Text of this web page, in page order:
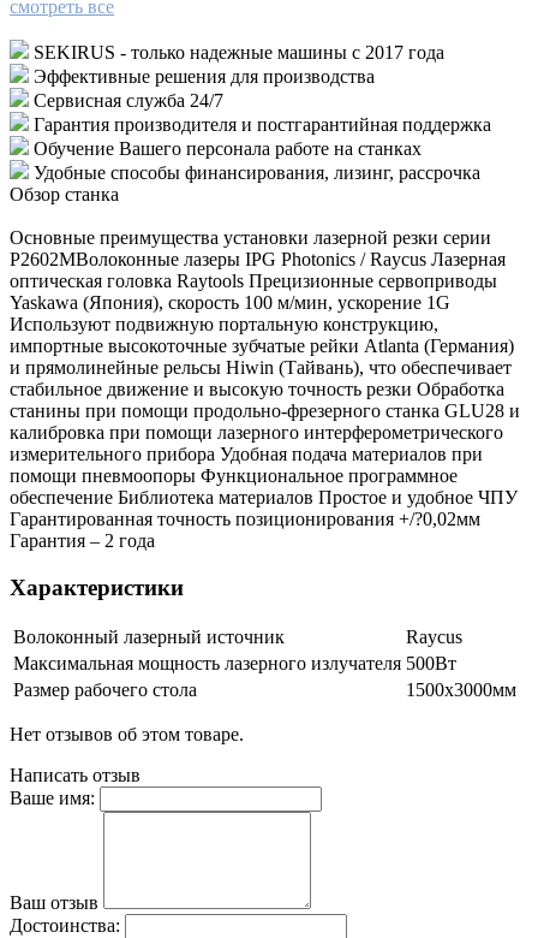
смотреть все
SEKIRUS - только надежные машины с 2017 года
Эффективные решения для производства
Сервисная служба 24/7
Гарантия производителя и постгарантийная поддержка
Обучение Вашего персонала работе на станках
Удобные способы финансирования, лизинг, рассрочка
Обзор станка
Основные преимущества установки лазерной резки серии
P2602MВолоконные лазеры IPG Photonics / Raycus Лазерная
оптическая головка Raytools Прецизионные сервоприводы
Yaskawa (Япония), скорость 100 м/мин, ускорение 1G
Используют подвижную портальную конструкцию,
импортные высокоточные зубчатые рейки Atlanta (Германия)
и прямолинейные рельсы Hiwin (Тайвань), что обеспечивает
стабильное движение и высокую точность резки Обработка
станины при помощи продольно-фрезерного станка GLU28 и
калибровка при помощи лазерного интерферометрического
измерительного прибора Удобная подача материалов при
помощи пневмоопоры Функциональное программное
обеспечение Библиотека материалов Простое и удобное ЧПУ
Гарантированная точность позиционирования +/?0,02мм
Гарантия – 2 года
Характеристики
Волоконный лазерный источник
Raycus
Максимальная мощность лазерного излучателя 500Вт
Размер рабочего стола
1500х3000мм
Нет отзывов об этом товаре.
Написать отзыв
Ваше имя:
Ваш отзыв
Достоинства: